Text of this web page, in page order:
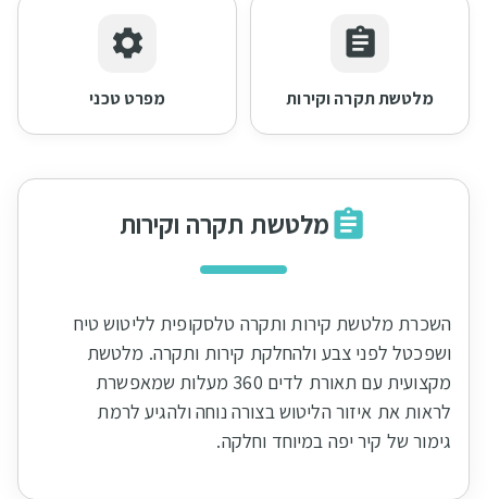
מלטשת תקרה וקירות מפרט טכני
מלטשת תקרה וקירות
השכרת מלטשת קירות ותקרה טלסקופית לליטוש טיח
ושפכטל לפני צבע ולהחלקת קירות ותקרה. מלטשת
מקצועית עם תאורת לדים 360 מעלות שמאפשרת
לראות את איזור הליטוש בצורה נוחה ולהגיע לרמת
גימור של קיר יפה במיוחד וחלקה.